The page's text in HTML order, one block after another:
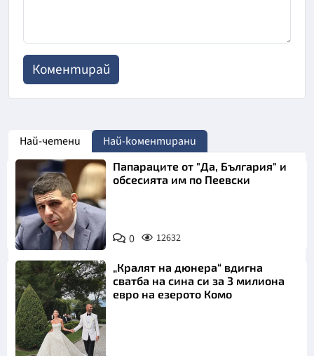
Най-четени Най-коментирани
Папараците от "Да, България" и
обсесията им по Пеевски
0 12632
„Кралят на дюнера“ вдигна
сватба на сина си за 3 милиона
евро на езерото Комо